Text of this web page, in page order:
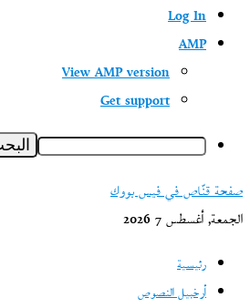
Log In
AMP
View AMP version
Get support
البحث
صفحة قنّاص في فيس بووك
الجمعة, أغسطس 7 2026
رئيسية
أرخبيل النصوص